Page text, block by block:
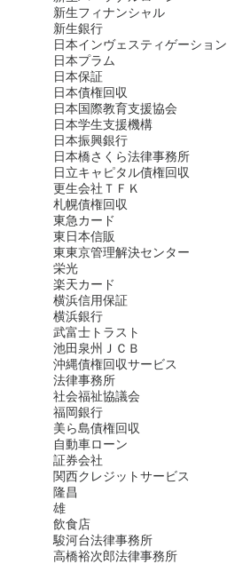
新生フィナンシャル
新生銀行
日本インヴェスティゲーション
日本プラム
日本保証
日本債権回収
日本国際教育支援協会
日本学生支援機構
日本振興銀行
日本橋さくら法律事務所
日立キャピタル債権回収
更生会社ＴＦＫ
札幌債権回収
東急カード
東日本信販
東東京管理解決センター
栄光
楽天カード
横浜信用保証
横浜銀行
武富士トラスト
池田泉州ＪＣＢ
沖縄債権回収サービス
法律事務所
社会福祉協議会
福岡銀行
美ら島債権回収
自動車ローン
証券会社
関西クレジットサービス
隆昌
雄
飲食店
駿河台法律事務所
高橋裕次郎法律事務所